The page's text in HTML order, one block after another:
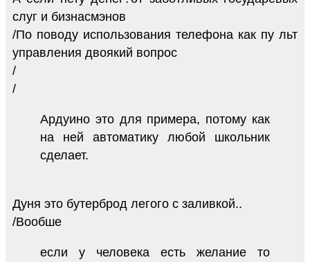
слуг и бизнасмэнов
/По поводу использования телефона как пу льт
управления двоякий вопрос
/
/
Ардуино это для примера, потому как
на ней автоматику любой школьник
сделает.
Дуня это бутерброд легого с заливкой..
/Вообше
если у человека есть желание то